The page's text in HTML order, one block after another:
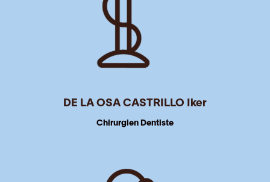
DE LA OSA CASTRILLO Iker
Chirurgien Dentiste